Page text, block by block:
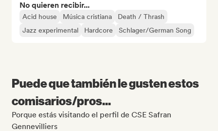
No quieren recibir...
Acid house Música cristiana
Death / Thrash
Jazz experimental
Hardcore Schlager/German Song
Puede que también le gusten estos
comisarios/pros...
Porque estás visitando el perfil de CSE Safran
Gennevilliers